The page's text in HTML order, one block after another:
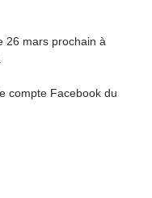
26 mars prochain à
compte Facebook du